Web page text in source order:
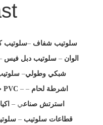
سلوتيب شفاف –سلوتيب
الوان – سلوتيب دبل فيس
شبكي وطولي–
سلوتيب PVC – اشرطة لحام –
استرتش صناعي –
قطاعات سلوتيب –